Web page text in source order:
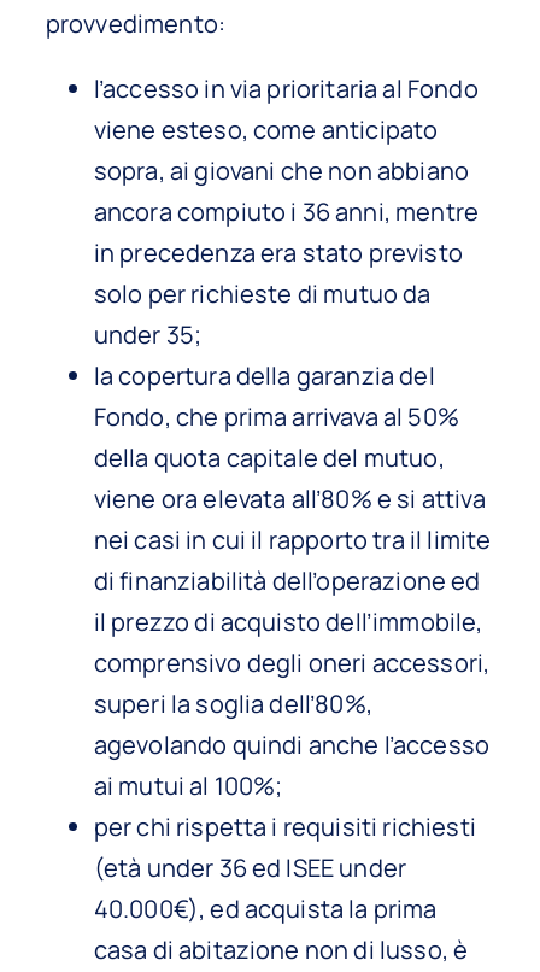
provvedimento:
l’accesso in via prioritaria al Fondo
viene esteso, come anticipato
sopra, ai giovani che non abbiano
ancora compiuto i 36 anni, mentre
in precedenza era stato previsto
solo per richieste di mutuo da
under 35;
la copertura della garanzia del
Fondo, che prima arrivava al 50%
della quota capitale del mutuo,
viene ora elevata all’80% e si attiva
nei casi in cui il rapporto tra il limite
di finanziabilità dell’operazione ed
il prezzo di acquisto dell’immobile,
comprensivo degli oneri accessori,
superi la soglia dell’80%,
agevolando quindi anche l’accesso
ai mutui al 100%;
per chi rispetta i requisiti richiesti
(età under 36 ed ISEE under
40.000€), ed acquista la prima
casa di abitazione non di lusso, è